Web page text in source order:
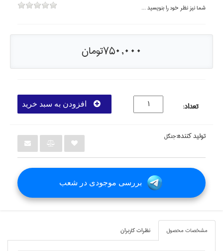
شما نيز نظر خود را بنويسيد ...
750,000تومان
تعداد: افزودن به سبد خرید
تولید کننده:جنگل
بررسی موجودی در شعب
مشخصات محصول نظرات کاربران